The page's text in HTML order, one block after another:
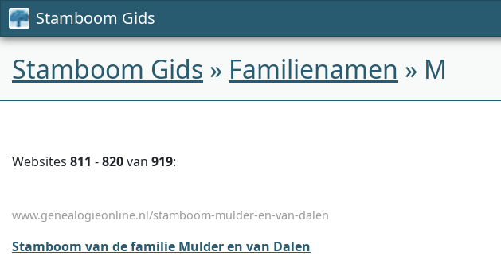
Stamboom Gids
Stamboom Gids » Familienamen » M
Websites 811 -820van 919:
www.genealogieonline.nl/stamboom-mulder-en-van-dalen
Stamboom van de familie Mulder en van Dalen